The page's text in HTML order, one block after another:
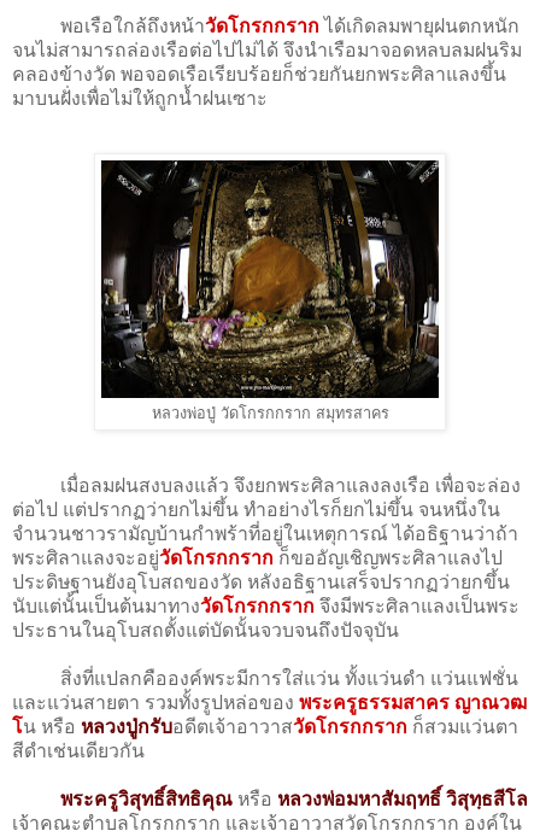
พอเรือใกล้ถึงหน้าวัดโกรกกราก ได้เกิดลมพายุฝนตกหนัก
จนไม่สามารถล่องเรือต่อไปไม่ได้ จึงนำเรือมาจอดหลบลมฝนริม
คลองข้างวัด พอจอดเรือเรียบร้อยก็ช่วยกันยกพระศิลาแลงขึ้น
มาบนฝั่งเพื่อไม่ให้ถูกน้ำฝนเซาะ
หลวงพ่อปู่ วัดโกรกกราก สมุทรสาคร
เมื่อลมฝนสงบลงแล้ว จึงยกพระศิลาแลงลงเรือ เพื่อจะล่อง
ต่อไป แต่ปรากฏว่ายกไม่ขึ้น ทำอย่างไรก็ยกไม่ขึ้น จนหนึ่งใน
จำนวนชาวรามัญบ้านกำพร้าที่อยู่ในเหตุการณ์ ได้อธิฐานว่าถ้า
พระศิลาแลงจะอยู่วัดโกรกกราก ก็ขออัญเชิญพระศิลาแลงไป
ประดิษฐานยังอุโบสถของวัด หลังอธิฐานเสร็จปรากฏว่ายกขึ้น
นับแต่นั้นเป็นต้นมาทางวัดโกรกกราก จึงมีพระศิลาแลงเป็นพระ
ประธานในอุโบสถตั้งแต่บัดนั้นจวบจนถึงปัจจุบัน
สิ่งที่แปลกคือองค์พระมีการใส่แว่น ทั้งแว่นดำ แว่นแฟชั่น
และแว่นสายตา รวมทั้งรูปหล่อของ พระครูธรรมสาคร ญาณวฒ
โน หรือ หลวงปู่กรับอดีตเจ้าอาวาสวัดโกรกกราก ก็สวมแว่นตา
สีดำเช่นเดียวกัน
พระครูวิสุทธิ์สิทธิคุณ หรือ หลวงพ่อมหาสัมฤทธิ์ วิสุทฺธสีโล
เจ้าคณะตำบลโกรกกราก และเจ้าอาวาสวัดโกรกกราก องค์ใน